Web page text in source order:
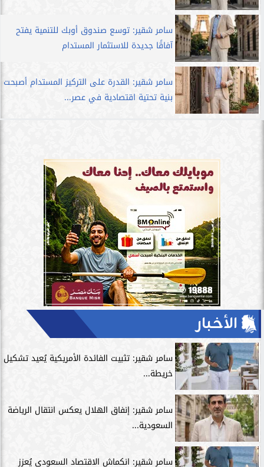
سامر شقير: توسع صندوق أوبك للتنمية يفتح
آفاقًا جديدة للاستثمار المستدام
سامر شقير: القدرة على التركيز المستدام أصبحت
بنية تحتية اقتصادية في عصر...
الأخبار
سامر شقير: تثبيت الفائدة الأمريكية يُعيد تشكيل
خريطة...
سامر شقير: إنفاق الهلال يعكس انتقال الرياضة
السعودية...
سامر شقير: انكماش الاقتصاد السعودي يُعزز